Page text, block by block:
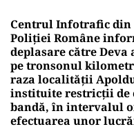
Centrul Infotrafic din
Poliţiei Române
deplasare către
pe tronsonul
raza localităţii
instituite restricţii de
bandă, în intervalul
efectuarea unor